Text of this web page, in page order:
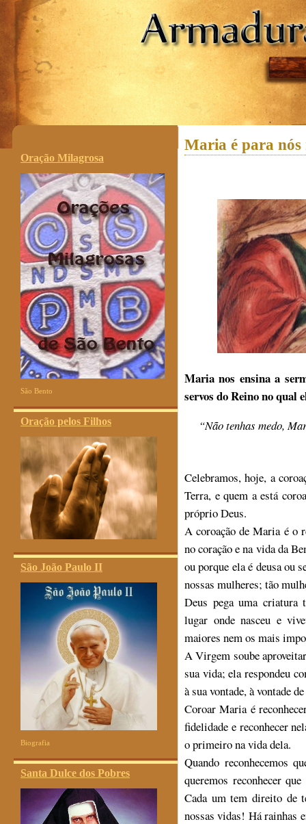
.
Oração Milagrosa
São Bento
Oração pelos Filhos
São João Paulo II
Biografia
Santa Dulce dos Pobres
Maria é para nós
Maria nos ensina a
servos do Reino no qual
“Não tenhas medo,
Celebramos, hoje, a
Terra, e quem a está
próprio Deus.
A coroação de Maria é o
no coração e na vida da
ou porque ela é deusa ou
nossas mulheres; tão
Deus pega uma criatura
lugar onde nasceu e
maiores nem os mais
A Virgem soube
sua vida; ela respondeu
à sua vontade, à vontade
Coroar Maria é
fidelidade e reconhecer
o primeiro na vida dela.
Quando reconhecemos
queremos reconhecer
Cada um tem direito de
nossas vidas! Há rainhas